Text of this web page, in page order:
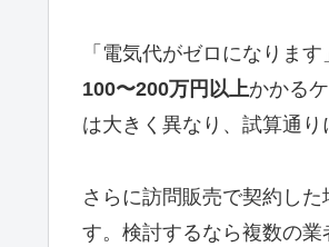
「電気代がゼロになりま
100〜200万円以上かかる
は大きく異なり、試算通り
さらに訪問販売で契約し
す。検討するなら複数の業